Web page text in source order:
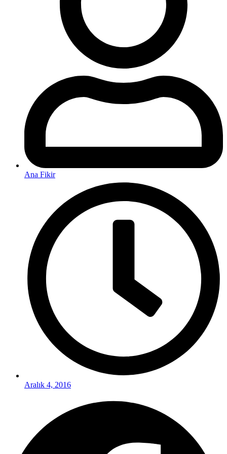
Ana Fikir
Aralık 4, 2016